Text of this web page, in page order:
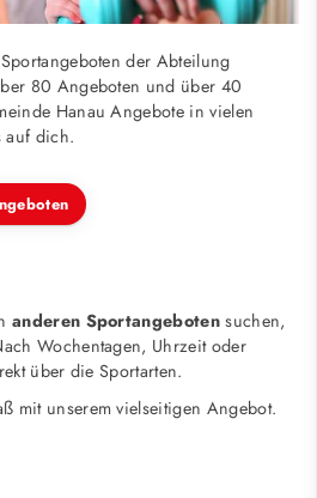
der Abteilung
80 Angeboten und über 40
Hanau Angebote in vielen
auf dich.
anderen Sportangebotensuchen,
Wochentagen, Uhrzeit oder
über die Sportarten.
mit unserem vielseitigen Angebot.